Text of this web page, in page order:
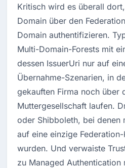
Kritisch wird es überall
Domain über den
Domain authentifizieren.
Multi-Domain-Forests mit
dessen IssuerUri nur auf
Übernahme-Szenarien, in
gekauften Firma noch über
Muttergesellschaft laufen.
oder Shibboleth, bei denen
auf eine einzige
wurden. Und verwaiste
zu Managed Authentication